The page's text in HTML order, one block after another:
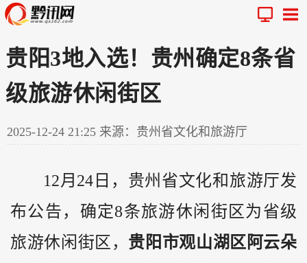
贵阳3地入选！贵州确定8条省
级旅游休闲街区
2025-12-24 21:25 来源：贵州省文化和旅游厅
12月24日， 贵州 省文化和旅游厅发
布公告，确定8条旅游休闲街区为省级
旅游休闲街区， 贵阳市观山湖区阿云朵